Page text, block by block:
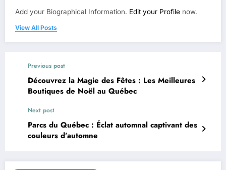
Add your Biographical Information. Edit your Profile now.
View All Posts
Previous post
Découvrez la Magie des Fêtes : Les Meilleures
Boutiques de Noël au Québec
Next post
Parcs du Québec : Éclat automnal captivant des
couleurs d’automne